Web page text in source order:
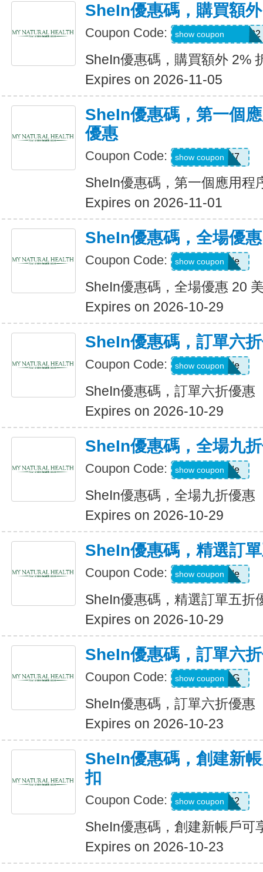
SheIn優惠碼，購買額
Coupon Code: Coriannekotel7582
show coupon
SheIn優惠碼，購買額外 2%
Expires on 2026-11-05
SheIn優惠碼，第一個
優惠
Coupon Code: QTEK4N7
show coupon
SheIn優惠碼，第一個應用程
Expires on 2026-11-01
SheIn優惠碼，全場優
Coupon Code: Show Code
show coupon
SheIn優惠碼，全場優惠 20
Expires on 2026-10-29
SheIn優惠碼，訂單六
Coupon Code: Show Code
show coupon
SheIn優惠碼，訂單六折優惠
Expires on 2026-10-29
SheIn優惠碼，全場九
Coupon Code: Show Code
show coupon
SheIn優惠碼，全場九折優惠
Expires on 2026-10-29
SheIn優惠碼，精選訂
Coupon Code: Show Code
show coupon
SheIn優惠碼，精選訂單五折
Expires on 2026-10-29
SheIn優惠碼，訂單六
Coupon Code: T5K539G
show coupon
SheIn優惠碼，訂單六折優惠
Expires on 2026-10-23
SheIn優惠碼，創建新
扣
Coupon Code: SWHC2
show coupon
SheIn優惠碼，創建新帳戶可
Expires on 2026-10-23